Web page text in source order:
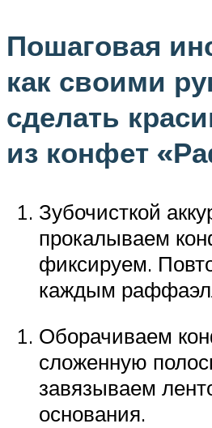
Пошаговая
как своими
сделать
из конфет
Зубочисткой
прокалываем
фиксируем.
каждым
Оборачиваем
сложенную
завязываем
основания.